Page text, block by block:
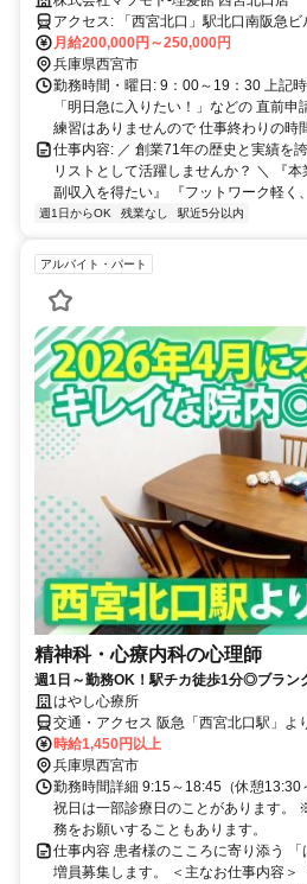
アクセス: 「西宮北口」駅北口南阪急ビル芸術文化センター出口から
すぐ！
月給200,000円～250,000円
兵庫県西宮市
勤務時間・曜日: 9：00～19：30 上記
「明日急に入りたい！」などの 直前
練習はありませんので 仕事終わりの時
仕事内容: ／ 創業71年の歴史と実績を
リストとして活躍しませんか？ ＼ 『
副収入を得たい』 『フットワーク軽く
週1日からOK 残業なし 駅近5分以内
アルバイト・パート
精神科・心療内科の心理師
週1日～勤務OK！駅チカ徒歩1分◎ブラン
はやし心療所
交通・アクセス 阪急「西宮北口駅」よ
時給1,450円以上
兵庫県西宮市
勤務時間詳細 9:15～18:45（休憩
祝日は一部診療日のことがあります。
務をお願いすることもあります。
仕事内容 患者様のこころに寄り添う
増員募集します。 ＜主なお仕事内容＞